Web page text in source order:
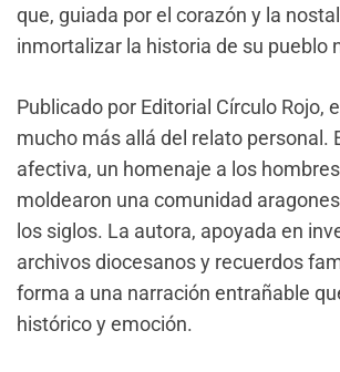
que, guiada por el corazón y la
inmortalizar la historia de su pueblo
Publicado por Editorial Círculo Rojo,
mucho más allá del relato personal.
afectiva, un homenaje a los
moldearon una comunidad
los siglos. La autora, apoyada en
archivos diocesanos y recuerdos
forma a una narración entrañable
histórico y emoción.